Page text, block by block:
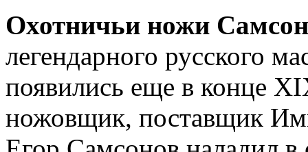
Охотничьи ножи
легендарного русского
появились еще в конце
ножовщик, поставщик